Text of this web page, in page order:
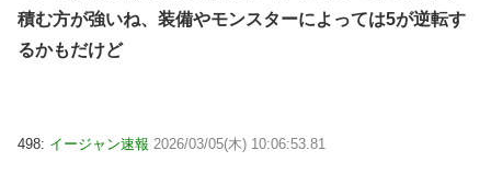
積む方が強いね、装備やモンスターによっては5が逆転す
るかもだけど
498: イージャン速報 2026/03/05(木) 10:06:53.81